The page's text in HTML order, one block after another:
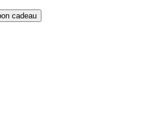
cadeau